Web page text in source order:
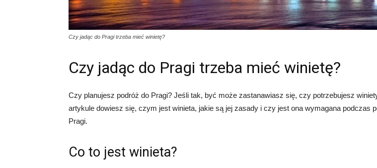
Czy jadąc do Pragi trzeba mieć winietę?
Czy jadąc do Pragi trzeba mieć winietę?
Czy planujesz podróż do Pragi? Jeśli tak, być może zastanawiasz się, czy potrzebujesz
artykule dowiesz się, czym jest winieta, jakie są jej zasady i czy jest ona wymagana podczas
Pragi.
Co to jest winieta?